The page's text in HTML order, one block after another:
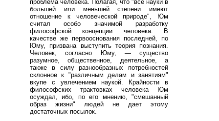
проблема человека. Полагая, что "все науки в
большей или меньшей степени имеют
отношение к человеческой природе", Юм
считал особо значимой разработку
философской концепции человека. В
качестве же первооснования последней, по
Юму, призвана выступить теория познания.
Человек, согласно Юму, — существо
разумное, общественное, деятельное, а
также в силу разнообразных потребностей
склонное к "различным делам и занятиям"
вкупе с увлечением наукой. Крайности в
философских трактовках человека Юм
осуждал, ибо, по его мнению, "смешанный
образ жизни" людей не дает этому
достаточных посылок.